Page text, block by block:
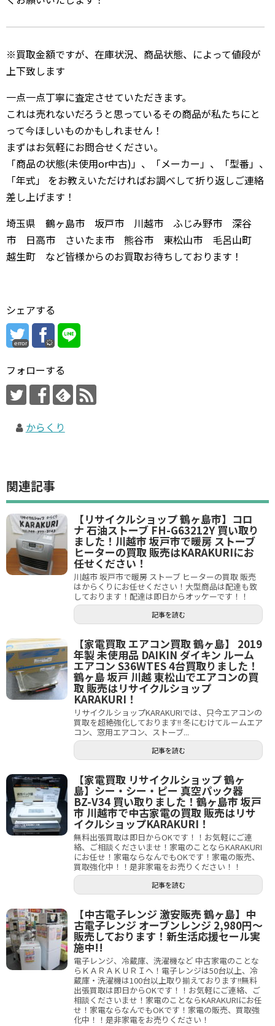
※買取金額ですが、在庫状況、商品状態、によって値段が
上下致します
一点一点丁寧に査定させていただきます。
これは売れないだろうと思っているその商品が私たちにと
って今ほしいものかもしれません！
まずはお気軽にお問合せください。
「商品の状態(未使用or中古)」、「メーカー」、「型番」、
「年式」 をお教えいただければお調べして折り返しご連絡
差し上げます！
埼玉県 鶴ヶ島市 坂戸市 川越市 ふじみ野市 深谷
市 日高市 さいたま市 熊谷市 東松山市 毛呂山町
越生町 など皆様からのお買取お待ちしております！
シェアする
error
フォローする
からくり
関連記事
【リサイクルショップ 鶴ヶ島市】コロ
ナ 石油ストーブ FH-G63212Y 買い取り
ました！川越市 坂戸市で暖房 ストーブ
ヒーターの買取 販売はKARAKURIにお
任せください！
川越市 坂戸市で暖房 ストーブ ヒーターの買取 販売
はからくりにお任せください！大型商品は配達も致
しております！配達は即日からオッケーです！！
記事を読む
【家電買取 エアコン買取 鶴ヶ島】 2019
年製 未使用品 DAIKIN ダイキン ルーム
エアコン S36WTES 4台買取りました！
鶴ヶ島 坂戸 川越 東松山でエアコンの買
取 販売はリサイクルショップ
KARAKURI！
リサイクルショップKARAKURIでは、只今エアコンの
買取を超絶強化しております!! 冬にむけてルームエア
コン、窓用エアコン、ストーブ...
記事を読む
【家電買取 リサイクルショップ 鶴ヶ
島】シー・シー・ピー 真空パック器
BZ-V34 買い取りました！鶴ヶ島市 坂戸
市 川越市で中古家電の買取 販売はリサ
イクルショップKARAKURI！
無料出張買取は即日からOKです！！お気軽にご連
絡、ご相談くださいませ！家電のことならKARAKURI
にお任せ！家電ならなんでもOKです！家電の販売、
買取強化中！！是非家電をお売りください！！
記事を読む
【中古電子レンジ 激安販売 鶴ヶ島】中
古電子レンジ オーブンレンジ 2,980円～
販売しております！新生活応援セール実
施中!!
電子レンジ、冷蔵庫、洗濯機など 中古家電のことな
らＫＡＲＡＫＵＲＩへ！電子レンジは50台以上、冷
蔵庫・洗濯機は100台以上取り揃えております!!無料
出張買取は即日からOKです！！お気軽にご連絡、ご
相談くださいませ！家電のことならKARAKURIにお任
せ！家電ならなんでもOKです！家電の販売、買取強
化中！！是非家電をお売りください！